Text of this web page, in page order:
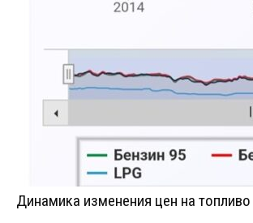
Динамика изменения цен на